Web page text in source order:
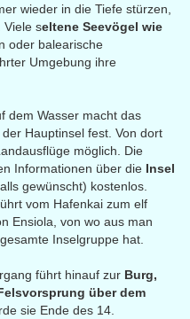
wieder in die Tiefe stürzen,
Viele seltene Seevögel wie
oder balearische
Umgebung ihre
dem Wasser macht das
Hauptinsel fest. Von dort
möglich. Die
Informationen über die Insel
gewünscht) kostenlos.
vom Hafenkai zum elf
Ensiola, von wo aus man
Inselgruppe hat.
führt hinauf zur Burg,
über dem
sie Ende des 14.